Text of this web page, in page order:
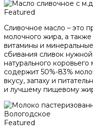
Featured
Сливочное масло – это
молочного жира, а
витамины и
сбивания сливок
натурального
содержит 50%-83%
вкусу, запаху и
и лучшему пищевому
Featured